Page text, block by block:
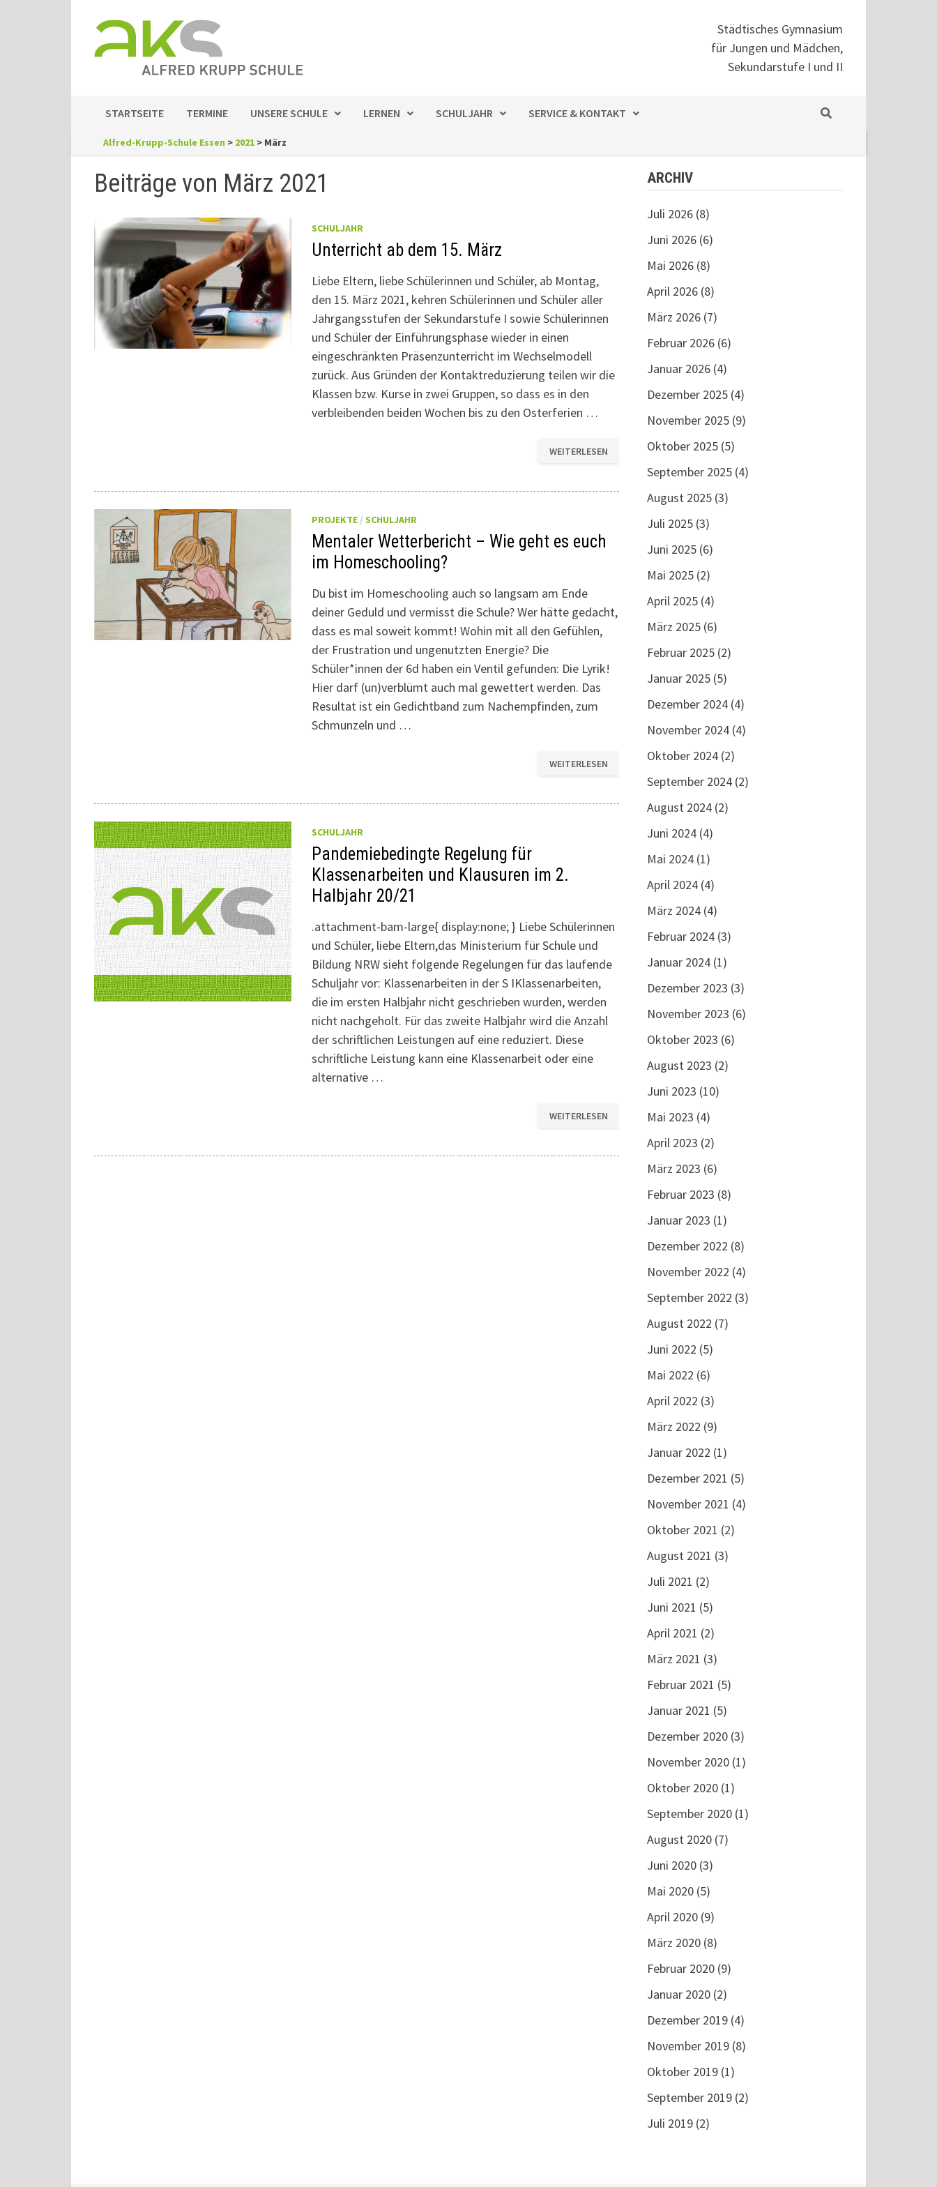
Inhalt
springen
Städtisches Gymnasium
für Jungen und Mädchen,
Sekundarstufe I und II
STARTSEITE TERMINE UNSERE SCHULE LERNEN SCHULJAHR SERVICE & KONTAKT
Alfred-Krupp-Schule Essen > 2021 > März
Beiträge von März 2021
SCHULJAHR
Unterricht ab dem 15. März
Liebe Eltern, liebe Schülerinnen und Schüler, ab Montag,
den 15. März 2021, kehren Schülerinnen und Schüler aller
Jahrgangsstufen der Sekundarstufe I sowie Schülerinnen
und Schüler der Einführungsphase wieder in einen
eingeschränkten Präsenzunterricht im Wechselmodell
zurück. Aus Gründen der Kontaktreduzierung teilen wir die
Klassen bzw. Kurse in zwei Gruppen, so dass es in den
verbleibenden beiden Wochen bis zu den Osterferien …
AB
WEITERLESEN
PROJEKTE/ SCHULJAHR
Mentaler Wetterbericht – Wie geht es euch
im Homeschooling?
Du bist im Homeschooling auch so langsam am Ende
deiner Geduld und vermisst die Schule? Wer hätte gedacht,
dass es mal soweit kommt! Wohin mit all den Gefühlen,
der Frustration und ungenutzten Energie? Die
Schüler*innen der 6d haben ein Ventil gefunden: Die Lyrik!
Hier darf (un)verblümt auch mal gewettert werden. Das
Resultat ist ein Gedichtband zum Nachempfinden, zum
Schmunzeln und …
WETTERBERICHT
ES
WEITERLESEN
SCHULJAHR
Pandemiebedingte Regelung für
Klassenarbeiten und Klausuren im 2.
Halbjahr 20/21
.attachment-bam-large{ display:none; } Liebe Schülerinnen
und Schüler, liebe Eltern,das Ministerium für Schule und
Bildung NRW sieht folgende Regelungen für das laufende
Schuljahr vor: Klassenarbeiten in der S IKlassenarbeiten,
die im ersten Halbjahr nicht geschrieben wurden, werden
nicht nachgeholt. Für das zweite Halbjahr wird die Anzahl
der schriftlichen Leistungen auf eine reduziert. Diese
schriftliche Leistung kann eine Klassenarbeit oder eine
alternative …
REGELUNG
KLAUSUREN
WEITERLESEN
ARCHIV
Juli 2026 (8)
Juni 2026 (6)
Mai 2026 (8)
April 2026 (8)
März 2026 (7)
Februar 2026 (6)
Januar 2026 (4)
Dezember 2025 (4)
November 2025 (9)
Oktober 2025 (5)
September 2025 (4)
August 2025 (3)
Juli 2025 (3)
Juni 2025 (6)
Mai 2025 (2)
April 2025 (4)
März 2025 (6)
Februar 2025 (2)
Januar 2025 (5)
Dezember 2024 (4)
November 2024 (4)
Oktober 2024 (2)
September 2024 (2)
August 2024 (2)
Juni 2024 (4)
Mai 2024 (1)
April 2024 (4)
März 2024 (4)
Februar 2024 (3)
Januar 2024 (1)
Dezember 2023 (3)
November 2023 (6)
Oktober 2023 (6)
August 2023 (2)
Juni 2023 (10)
Mai 2023 (4)
April 2023 (2)
März 2023 (6)
Februar 2023 (8)
Januar 2023 (1)
Dezember 2022 (8)
November 2022 (4)
September 2022 (3)
August 2022 (7)
Juni 2022 (5)
Mai 2022 (6)
April 2022 (3)
März 2022 (9)
Januar 2022 (1)
Dezember 2021 (5)
November 2021 (4)
Oktober 2021 (2)
August 2021 (3)
Juli 2021 (2)
Juni 2021 (5)
April 2021 (2)
März 2021 (3)
Februar 2021 (5)
Januar 2021 (5)
Dezember 2020 (3)
November 2020 (1)
Oktober 2020 (1)
September 2020 (1)
August 2020 (7)
Juni 2020 (3)
Mai 2020 (5)
April 2020 (9)
März 2020 (8)
Februar 2020 (9)
Januar 2020 (2)
Dezember 2019 (4)
November 2019 (8)
Oktober 2019 (1)
September 2019 (2)
Juli 2019 (2)